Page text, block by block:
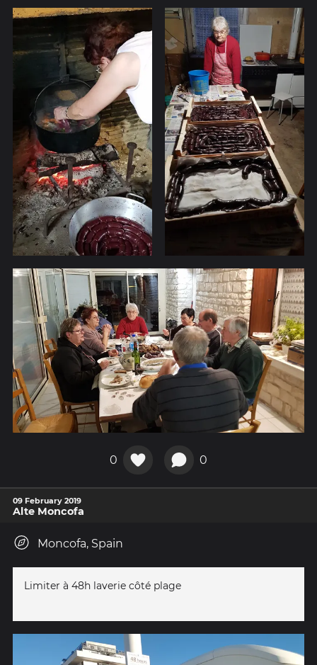
0 0
09 February 2019
Alte Moncofa
Moncofa, Spain
Limiter à 48h laverie côté plage